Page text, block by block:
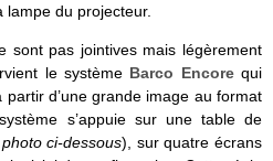
lampe du projecteur.
sont pas jointives mais légèrement
le système Barco Encorequi
d’une grande image au format
s’appuie sur une table de
ci-dessous), sur quatre écrans